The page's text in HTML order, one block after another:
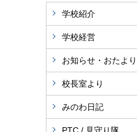
学校紹介
学校経営
お知らせ・おたより
校長室より
みのわ日記